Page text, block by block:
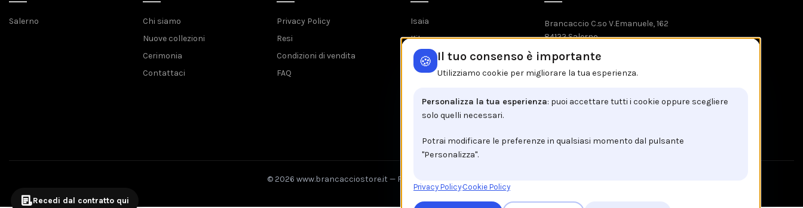
Salerno
Chi siamo
Nuove collezioni
Cerimonia
Contattaci
Privacy Policy
Resi
Condizioni di vendita
FAQ
Isaia
Kiton
Barba
Etro
Tombolini
Brancaccio C.so V.Emanuele, 162
84122 Salerno
Tel: +39 089 225603
Email: info@brancaccio1911.it
P.I. 00192920650
© 2026 www.brancacciostore.it — Fix Agency
Recedi dal contratto qui
🍪 Il tuo consenso è importante
Utilizziamo cookie per migliorare la tua esperienza.
Personalizza la tua esperienza: puoi accettare tutti i cookie oppure scegliere
solo quelli necessari.
Potrai modificare le preferenze in qualsiasi momento dal pulsante
"Personalizza".
Privacy Policy·Cookie Policy